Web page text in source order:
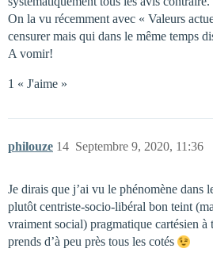
On la vu récemment avec « Valeurs
censurer mais qui dans le même temps
A vomir!
1 « J'aime »
philouze Septembre 9, 2020, 11:36
14
Je dirais que j’ai vu le phénomène dans
plutôt centriste-socio-libéral bon teint
vraiment social) pragmatique cartésien
prends d’à peu près tous les cotés